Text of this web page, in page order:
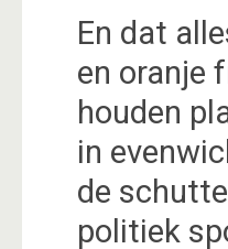
En dat
en oranje
houden
in
de
politiek